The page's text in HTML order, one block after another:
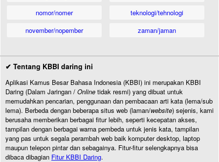
nomor/nomer
november/nopember
teknologi/tehnologi
zaman/jaman
✔ Tentang KBBI daring ini
Aplikasi Kamus Besar Bahasa Indonesia (KBBI) ini merupakan KBBI
Daring (Dalam Jaringan / Online tidak resmi) yang dibuat untuk
memudahkan pencarian, penggunaan dan pembacaan arti kata (lema/sub
lema). Berbeda dengan beberapa situs web (laman/website) sejenis, kami
berusaha memberikan berbagai fitur lebih, seperti kecepatan akses,
tampilan dengan berbagai warna pembeda untuk jenis kata, tampilan
yang pas untuk segala perambah web baik komputer desktop, laptop
maupun telepon pintar dan sebagainya. Fitur-fitur selengkapnya bisa
dibaca dibagian Fitur KBBI Daring.